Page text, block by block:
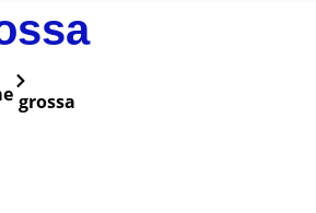
grossa